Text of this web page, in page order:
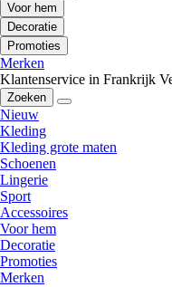
Voor hem
Decoratie
Promoties
Merken
Klantenservice in Frankrijk
Zoeken
Nieuw
Kleding
Kleding grote maten
Schoenen
Lingerie
Sport
Accessoires
Voor hem
Decoratie
Promoties
Merken